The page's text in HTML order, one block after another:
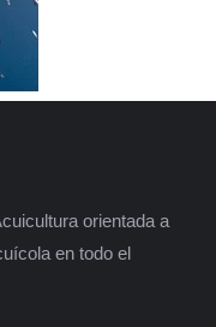
orientada a
en todo el